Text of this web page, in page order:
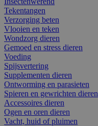
Tekentangen
Verzorging beten
Vlooien en teken
Wondzorg dieren
Gemoed en stress dieren
Voeding
Spijsvertering
Supplementen dieren
Ontworming en parasieten
Spieren en gewrichten dieren
Accessoires dieren
Ogen en oren dieren
Vacht, huid of pluimen